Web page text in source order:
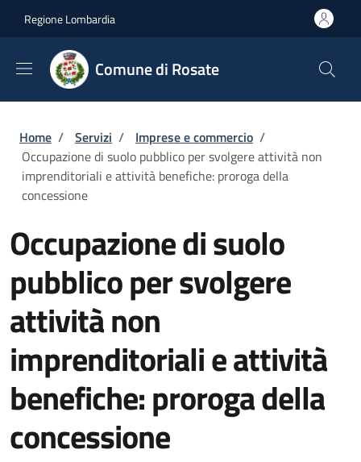
Regione Lombardia
Comune di Rosate
Briciole di pane
Home / Servizi / Imprese e commercio /
Occupazione di suolo pubblico per svolgere attività non
imprenditoriali e attività benefiche: proroga della
concessione
Occupazione di suolo
pubblico per svolgere
attività non
imprenditoriali e attività
benefiche: proroga della
concessione